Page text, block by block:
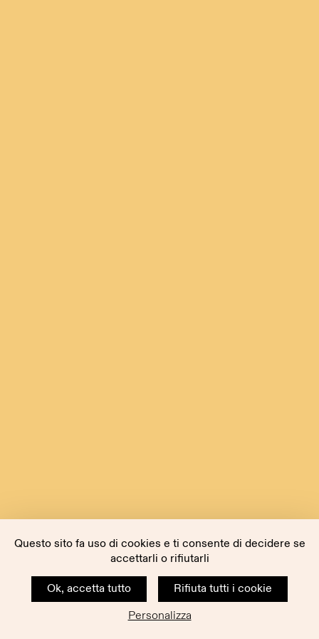
Questo sito fa uso di cookies e ti consente di decidere se
accettarli o rifiutarli
Ok, accetta tutto
Rifiuta tutti i cookie
Personalizza